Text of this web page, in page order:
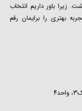
زیرا باور داریم انتخاب
بهتری را برایمان رقم